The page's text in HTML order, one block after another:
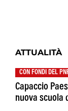
ATTUALITÀ
CON FONDI DEL
Capaccio
nuova scuola